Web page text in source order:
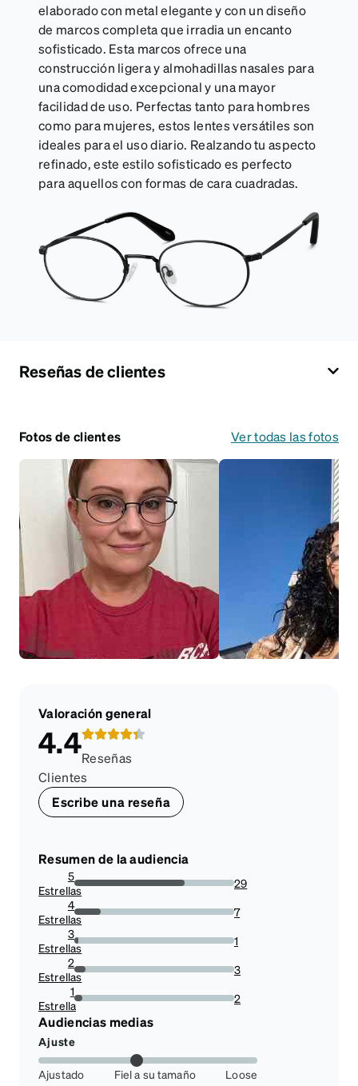
elaborado con metal elegante y con un diseño
de marcos completa que irradia un encanto
sofisticado. Esta marcos ofrece una
construcción ligera y almohadillas nasales para
una comodidad excepcional y una mayor
facilidad de uso. Perfectas tanto para hombres
como para mujeres, estos lentes versátiles son
ideales para el uso diario. Realzando tu aspecto
refinado, este estilo sofisticado es perfecto
para aquellos con formas de cara cuadradas.
Reseñas de clientes
Fotos de clientes Ver todas las fotos
Valoración general
4.4Reseñas
Clientes
Escribe una reseña
Resumen de la audiencia
5
Estrellas69.04761904761905%
29
4
Estrellas16.666666666666664%
7
3
Estrellas2.380952380952381%
1
2
Estrellas7.142857142857142%
3
1
Estrella4.761904761904762%
2
Audiencias medias
Ajuste
Ajustado Fiel a su tamaño
Loose